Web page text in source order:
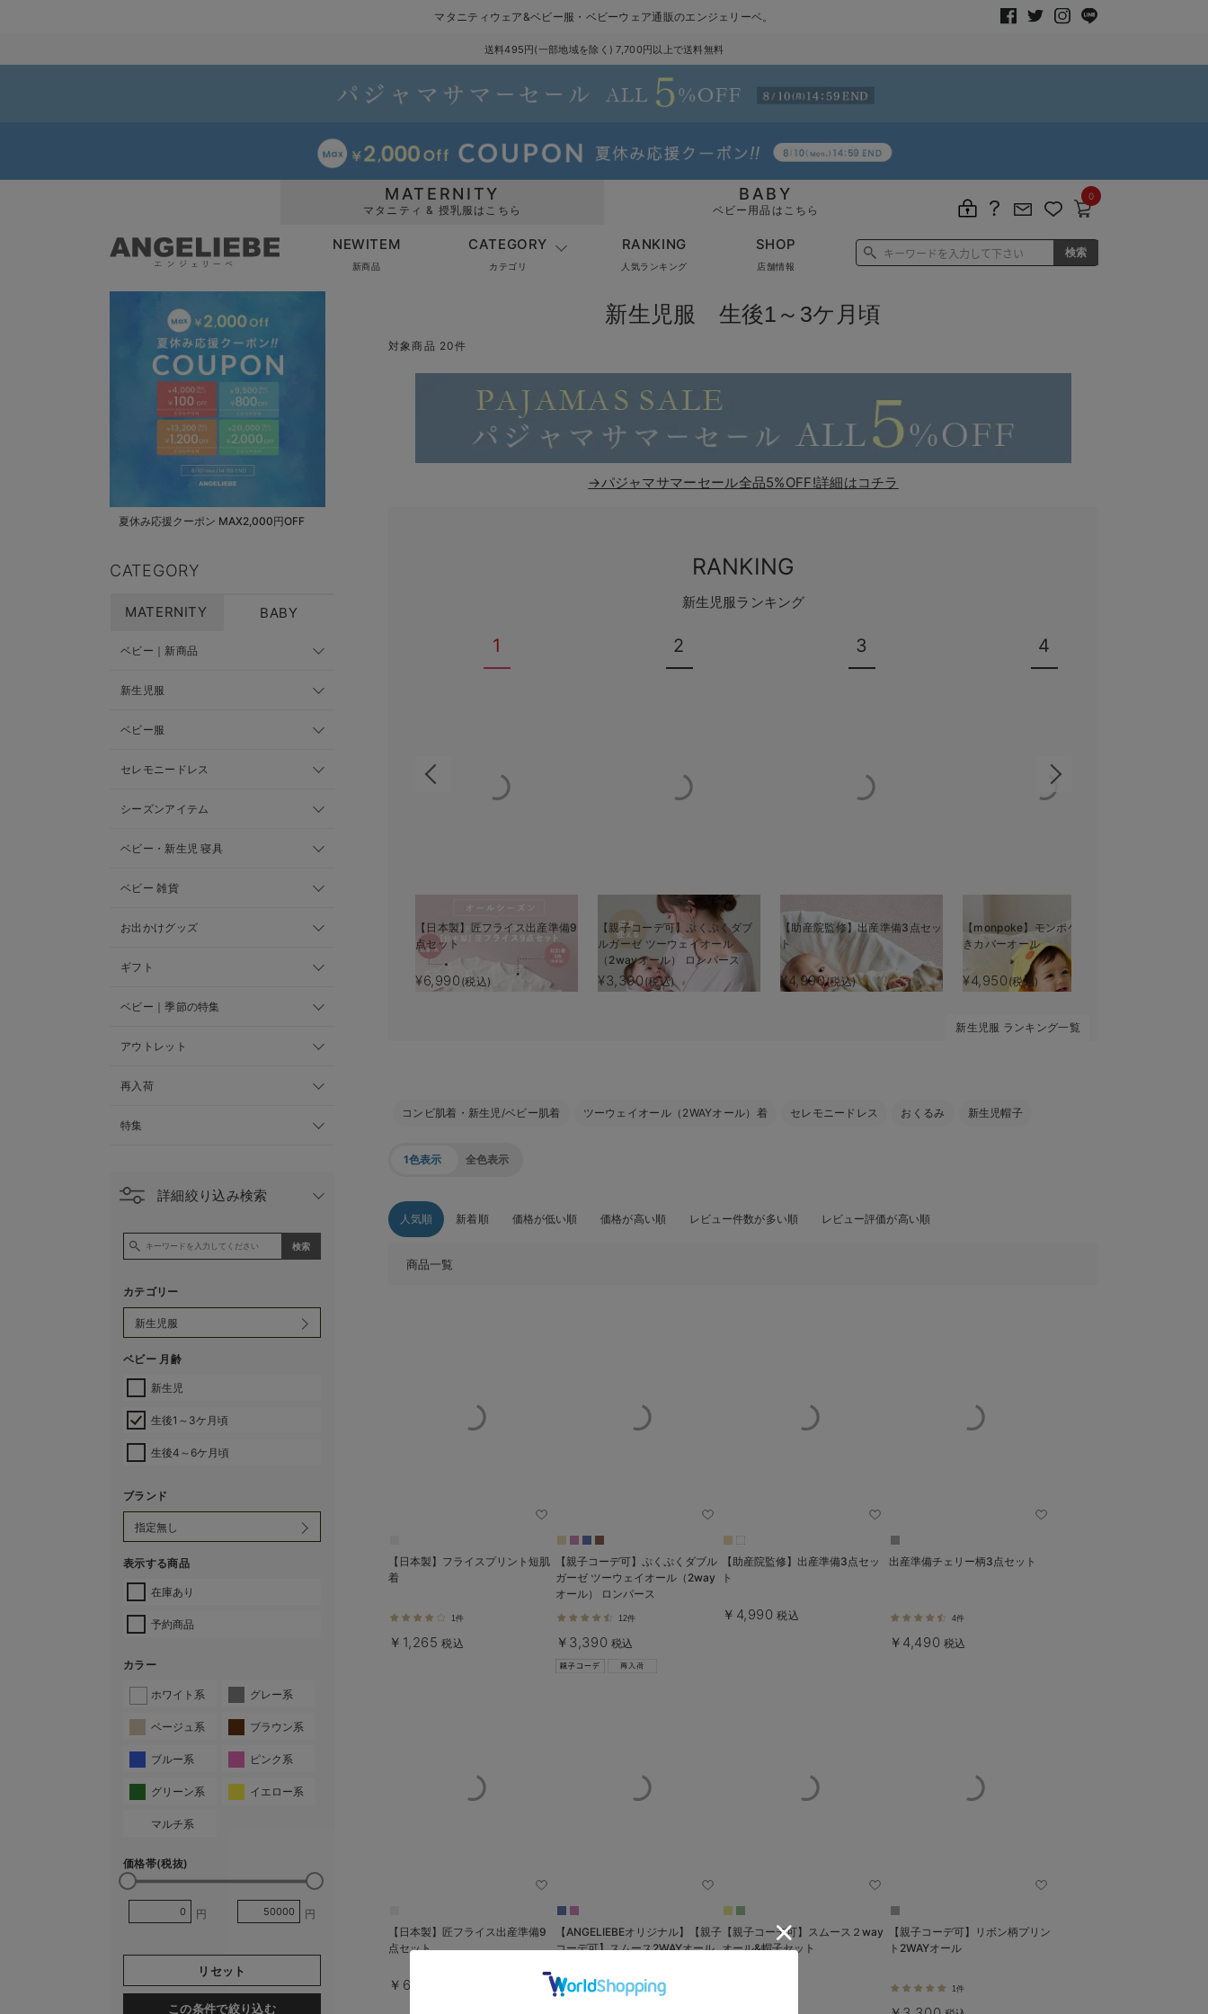
マタニティウェア&ベビー服・ベビーウェア通販のエンジェリーベ。
送料495円(一部地域を除く) 7,700円以上で送料無料
MATERNITY
マタニティ & 授乳服はこちら
BABY
ベビー用品はこちら
0
NEWITEM
新商品
CATEGORY
カテゴリ
RANKING
人気ランキング
SHOP
店舗情報
夏休み応援クーポン MAX2,000円OFF
CATEGORY
MATERNITY BABY
ベビー｜新商品
新生児服
ベビー服
セレモニードレス
シーズンアイテム
ベビー・新生児 寝具
ベビー 雑貨
お出かけグッズ
ギフト
ベビー｜季節の特集
アウトレット
再入荷
特集
詳細絞り込み検索
カテゴリー
ベビー 月齢
新生児
生後1～3ケ月頃
生後4～6ケ月頃
ブランド
表示する商品
在庫あり
予約商品
カラー
ホワイト系 グレー系
ベージュ系 ブラウン系
ブルー系 ピンク系
グリーン系 イエロー系
マルチ系
価格帯(税抜)
円 円
リセット
この条件で絞り込む
新生児服 生後1～3ケ月頃
対象商品 20件
→パジャマサマーセール全品5%OFF!詳細はコチラ
RANKING
新生児服ランキング
1
【日本製】匠フライス出産準備9
点セット
¥6,990 (税込)
2
【親子コーデ可】ぷくぷくダブ
ルガーゼ ツーウェイオール
（2wayオール） ロンパース
¥3,390 (税込)
3
【助産院監修】出産準備3点セッ
ト
¥4,990(税込)
4
【monpoke】モンポケフード付
きカバーオール
¥4,950 (税込)
新生児服 ランキング一覧
コンビ肌着・新生児/ベビー肌着 ツーウェイオール（2WAYオール）着 セレモニードレス おくるみ 新生児帽子
1色表示 全色表示
人気順 新着順 価格が低い順 価格が高い順 レビュー件数が多い順 レビュー評価が高い順
商品一覧
【日本製】フライスプリント短肌
着
1件
￥1,265 税込
【親子コーデ可】ぷくぷくダブル
ガーゼ ツーウェイオール（2way
オール） ロンパース
12件
￥3,390 税込
【助産院監修】出産準備3点セッ
ト
￥4,990 税込
出産準備チェリー柄3点セット
4件
￥4,490 税込
【日本製】匠フライス出産準備9
点セット
￥6,990
【ANGELIEBEオリジナル】【親子
コーデ可】スムース2WAYオール
1件
【親子コーデ可】スムース２way
オール&帽子セット
【親子コーデ可】リボン柄プリン
ト2WAYオール
1件